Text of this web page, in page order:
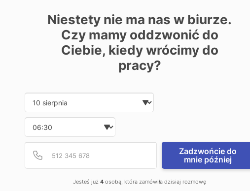
Gryfino (9)
Kamień Pomorski (6)
Karlino (1)
Połczyn-Zdrój (1)
Pyrzyce (2)
Stargard
Niestety nie ma nas w biurze.
Czy mamy oddzwonić do
Ciebie, kiedy wrócimy do
pracy?
Date and time slection for
Numer telefonu
Podaj poprawny numer
Zadzwońcie do
mnie później
Jesteś już 4 osobą, która zamówiła dzisiaj rozmowę